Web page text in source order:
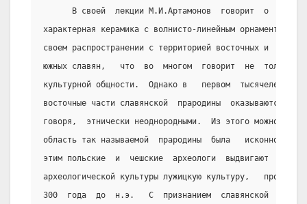
В своей  лекции М.И.Артамонов  говорит  о  том,
характерная керамика с волнисто-линейным орнаментом
своем распространении с территорией восточных и
южных славян,   что  во  многом  говорит  не  только
культурной общности.  Однако в   первом
восточные части славянской  прародины  оказываются
говоря,  этнически неоднородными.  Из этого можно
область так называемой  прародины  была   исконно
этим польские  и  чешские  археологи  выдвигают  в
археологической культуры лужицкую культуру,
300  года  до  н.э.   С  признанием  славянской